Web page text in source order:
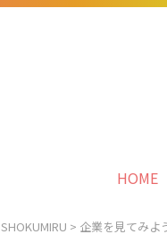
HOME
SHOKUMIRU > 企業を見てみよ